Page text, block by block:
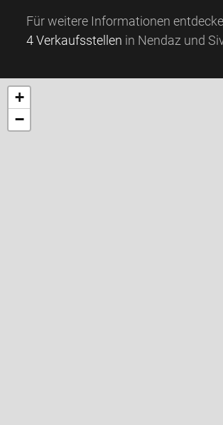
Für weitere Informationen
4 Verkaufsstellen in Nendaz und
+
−